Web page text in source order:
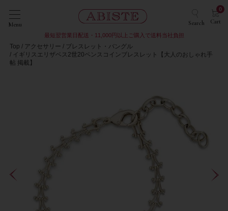
Menu Search Cart
0
最短翌営業日配送・11,000円以上ご購入で送料当社負担
Top アクセサリー
ブレスレット・バングル
イギリスエリザベス2世20ペンスコインブレスレット【大人のおしゃれ手
帖 掲載】